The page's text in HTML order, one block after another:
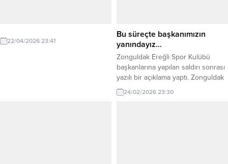
yaptığı ziyaretin ardından Belediye,
kamyonların yıkanması için şehir
şebekesinden su...
22/04/2026 23:41
Bu süreçte başkanımızın
yanındayız…
Zonguldak Ereğli Spor Kulübü
başkanlarına yapılan saldırı sonrası
yazılı bir açıklama yaptı. Zonguldak
Ereğli Spor Genel Kaptanı Umut
Yüksel Kuru yazılı bir açıklama
24/02/2026 23:30